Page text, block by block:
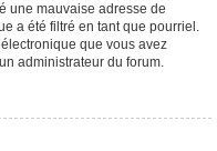
une mauvaise adresse de
a été filtré en tant que pourriel.
que vous avez
administrateur du forum.